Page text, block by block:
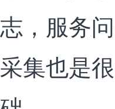
志，服务
采集也是